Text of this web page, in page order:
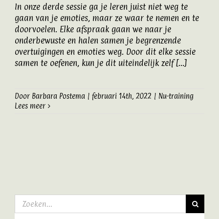
Artikelen
Contact
In onze derde sessie ga je leren juist niet weg te
gaan van je emoties, maar ze waar te nemen en te
doorvoelen. Elke afspraak gaan we naar je
onderbewuste en halen samen je begrenzende
overtuigingen en emoties weg. Door dit elke sessie
samen te oefenen, kun je dit uiteindelijk zelf [...]
Door Barbara Postema | februari 14th, 2022 | Nu-training
Lees meer
Zoeken
naar: